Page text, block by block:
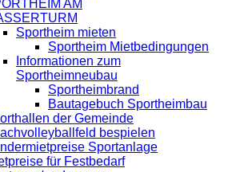
AM
Sportheim mieten
Sportheim Mietbedingungen
Informationen zum
Sportheimneubau
Sportheimbrand
Bautagebuch Sportheimbau
der Gemeinde
bespielen
Sportanlage
für Festbedarf